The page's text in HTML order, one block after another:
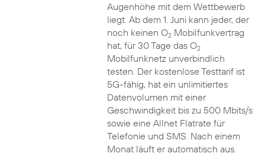
Augenhöhe mit dem Wettbewerb
liegt. Ab dem 1. Juni kann jeder, der
noch keinen O2Mobilfunkvertrag
hat, für 30 Tage das O2
Mobilfunknetz unverbindlich
testen. Der kostenlose Testtarif ist
5G-fähig, hat ein unlimitiertes
Datenvolumen mit einer
Geschwindigkeit bis zu 500 Mbits/s
sowie eine Allnet Flatrate für
Telefonie und SMS. Nach einem
Monat läuft er automatisch aus.